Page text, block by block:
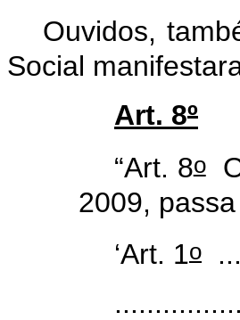
Ouvidos,
Social
Art. 8º
“Art. 8oO
2009,
‘Art. 1o